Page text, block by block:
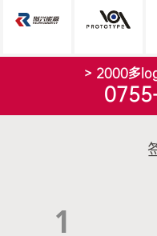
> 2000多
1